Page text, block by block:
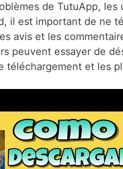
de TutuApp,
il est important de ne
avis et les
peuvent essayer de
téléchargement et les